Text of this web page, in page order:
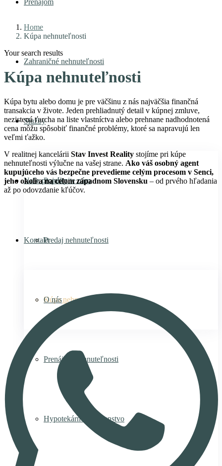
Prenájom
Zahraničné nehnuteľnosti
Služby
Ponúknite nám
Predaj nehnuteľnosti
Kúpa nehnuteľnosti
Prenájom nehnuteľnosti
Hypotekárne poradenstvo
Naše projekty
Kontakt
O nás
Home
Kúpa nehnuteľnosti
Your search results
Kúpa nehnuteľnosti
Kúpa bytu alebo domu je pre väčšinu z nás najväčšia finančná
transakcia v živote. Jeden prehliadnutý detail v kúpnej zmluve,
nezistená ťarcha na liste vlastníctva alebo prehnane nadhodnotená
cena môžu spôsobiť finančné problémy, ktoré sa napravujú len
veľmi ťažko.
V realitnej kancelárii Stav Invest Reality stojíme pri kúpe
nehnuteľnosti výlučne na vašej strane. Ako váš osobný agent
kupujúceho vás bezpečne prevedieme celým procesom v Senci,
jeho okolí a na celom západnom Slovensku – od prvého hľadania
až po odovzdanie kľúčov.